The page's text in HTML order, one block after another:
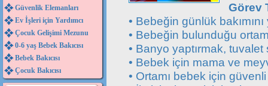
Güvenlik Elemanları
Ev İşleri için Yardımcı
Çocuk Gelişimi Mezunu
0-6 yaş Bebek Bakıcısı
Bebek Bakıcısı
Çocuk Bakıcısı
Görev
• Bebeğin günlük
• Bebeğin bulunduğu
• Banyo yaptırmak,
• Bebek için mama ve
• Ortamı bebek için